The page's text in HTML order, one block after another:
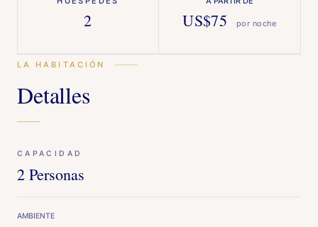
2 $75
LA HABITACIÓN
Detalles
CAPACIDAD
2 Personas